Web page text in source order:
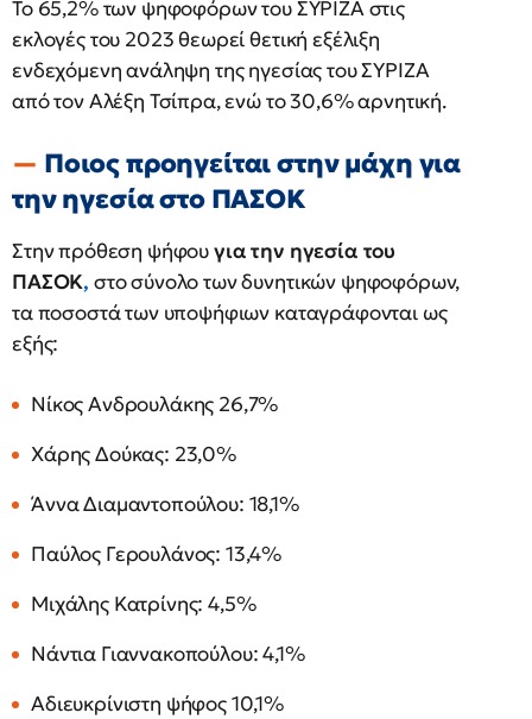
Το 65,2% των ψηφοφόρων του ΣΥΡΙΖΑ στις
εκλογές του 2023 θεωρεί θετική εξέλιξη
ενδεχόμενη ανάληψη της ηγεσίας του ΣΥΡΙΖΑ
από τον Αλέξη Τσίπρα, ενώ το 30,6% αρνητική.
Ποιος προηγείται στην μάχη για
την ηγεσία στο ΠΑΣΟΚ
Στην πρόθεση ψήφουγια την ηγεσία του
ΠΑΣΟΚ, στο σύνολο των δυνητικών ψηφοφόρων,
τα ποσοστά των υποψήφιων καταγράφονται ως
εξής:
Νίκος Ανδρουλάκης 26,7%
Χάρης Δούκας: 23,0%
Άννα Διαμαντοπούλου: 18,1%
Παύλος Γερουλάνος: 13,4%
Μιχάλης Κατρίνης: 4,5%
Νάντια Γιαννακοπούλου: 4,1%
Αδιευκρίνιστη ψήφος 10,1%